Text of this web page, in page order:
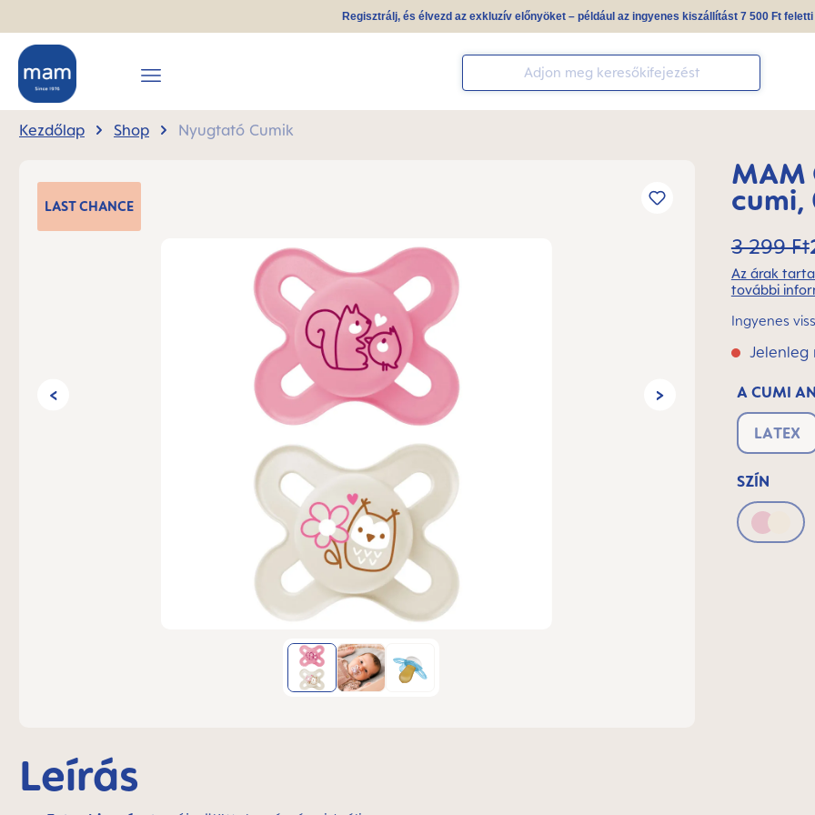
Regisztrálj, és élvezd az exkluzív előnyöket – például az ingyenes kiszállítást 7 500 Ft
Kezdőlap Shop Nyugtató Cumik
LASTCHANCE
MAM
cumi,
3 299 Ft
Az árak
további
Ingyenes
Jelenleg
A CUMI
LATEX
SZÍN
Pink
Leírás